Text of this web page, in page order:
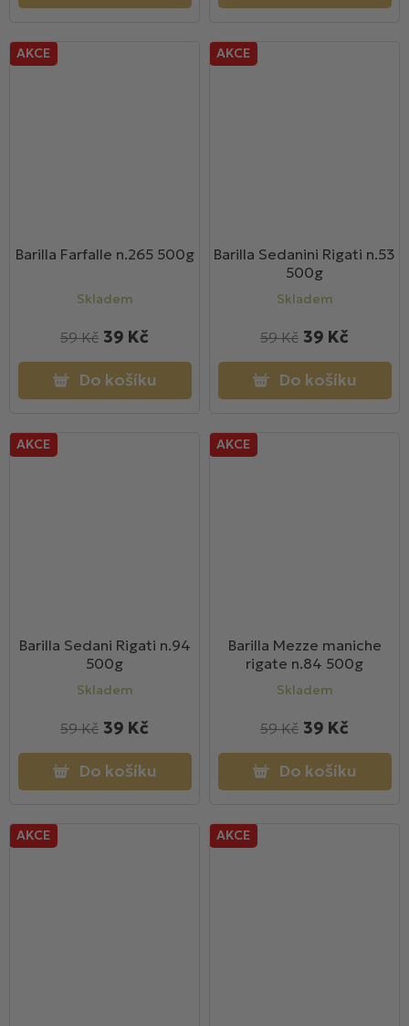
AKCE
Barilla Farfalle n.265 500g
Skladem
39 Kč
59 Kč
Do košíku
AKCE
Barilla Sedanini Rigati n.53
500g
Skladem
39 Kč
59 Kč
Do košíku
AKCE
Barilla Sedani Rigati n.94
500g
Skladem
39 Kč
59 Kč
Do košíku
AKCE
Barilla Mezze maniche
rigate n.84 500g
Skladem
39 Kč
59 Kč
Do košíku
AKCE AKCE